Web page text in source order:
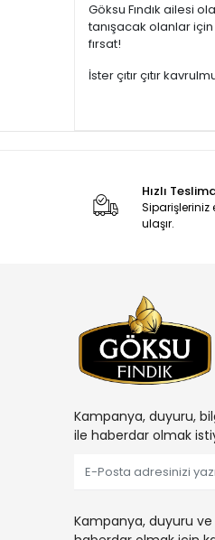
Göksu Fındık ailesi
tanışacak olanlar için
fırsat!
İster çıtır çıtır
Hızlı
Siparişleriniz
ulaşır.
Kampanya, duyuru,
ile haberdar olmak
Kampanya, duyuru